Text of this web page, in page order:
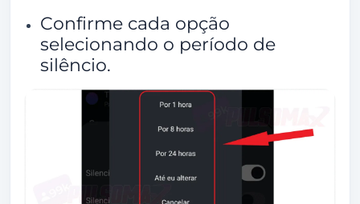
Confirme cada opção
selecionando o período de
silêncio.